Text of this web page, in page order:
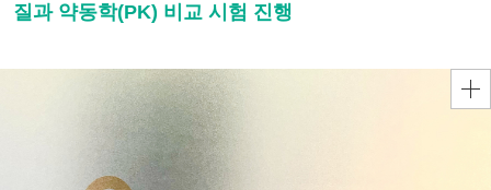
질과 약동학(PK) 비교 시험 진행